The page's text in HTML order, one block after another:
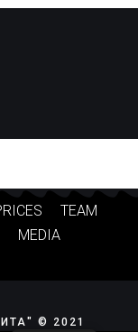
TEAM
MEDIA
© 2021